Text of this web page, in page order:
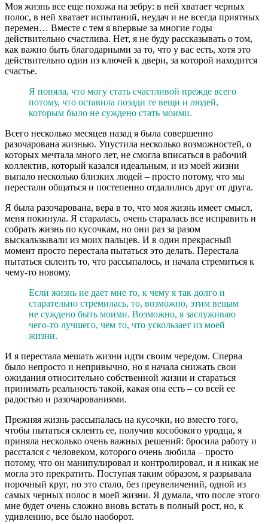
Моя жизнь все еще похожа на зебру: в ней хватает черных
полос, в ней хватает испытаний, неудач и не всегда приятных
перемен… Вместе с тем я впервые за многие годы
действительно счастлива. Нет, я не буду рассказывать о том,
как важно быть благодарными за то, что у вас есть, хотя это
действительно один из ключей к двери, за которой находится
счастье.
Я поняла, что могу стать счастливой прежде всего
потому, что оставила позади те вещи и людей,
которым было не суждено стать моими.
Всего несколько месяцев назад я была совершенно
разочарована жизнью. Упустила несколько возможностей, о
которых мечтала много лет, не смогла вписаться в рабочий
коллектив, который казался идеальным, и из моей жизни
выпало несколько близких людей – просто потому, что мы
перестали общаться и постепенно отдалились друг от друга.
Я была разочарована, вера в то, что моя жизнь имеет смысл,
меня покинула. Я старалась, очень старалась все исправить и
собрать жизнь по кусочкам, но они раз за разом
выскальзывали из моих пальцев. И в один прекрасный
момент просто перестала пытаться это делать. Перестала
пытаться склеить то, что рассыпалось, и начала стремиться к
чему-то новому.
Если жизнь не дает мне то, к чему я так долго и
старательно стремилась, то, возможно, этим вещам
не суждено быть моими. Возможно, я заслуживаю
чего-то лучшего, чем то, что ускользает из моей
жизни.
И я перестала мешать жизни идти своим чередом. Сперва
было непросто и непривычно, но я начала снижать свои
ожидания относительно собственной жизни и стараться
принимать реальность такой, какая она есть – со всей ее
радостью и разочарованиями.
Прежняя жизнь рассыпалась на кусочки, но вместо того,
чтобы пытаться склеить ее, получив кособокого уродца, я
приняла несколько очень важных решений: бросила работу и
расстался с человеком, которого очень любила – просто
потому, что он манипулировал и контролировал, и я никак не
могла это прекратить. Поступая таким образом, я разрывала
порочный круг, но это стало, без преувеличений, одной из
самых черных полос в моей жизни. Я думала, что после этого
мне будет очень сложно вновь встать в полный рост, но, к
удивлению, все было наоборот.